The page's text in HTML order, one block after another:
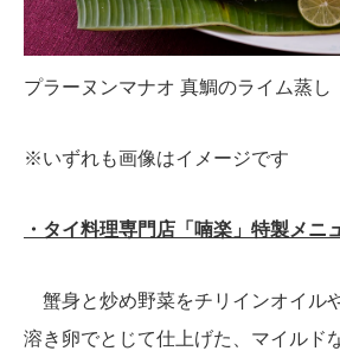
プラーヌンマナオ 真鯛のライム蒸し
※いずれも画像はイメージです
・タイ料理専門店「喃楽」特製メニ
蟹身と炒め野菜をチリインオイル
溶き卵でとじて仕上げた、マイルド